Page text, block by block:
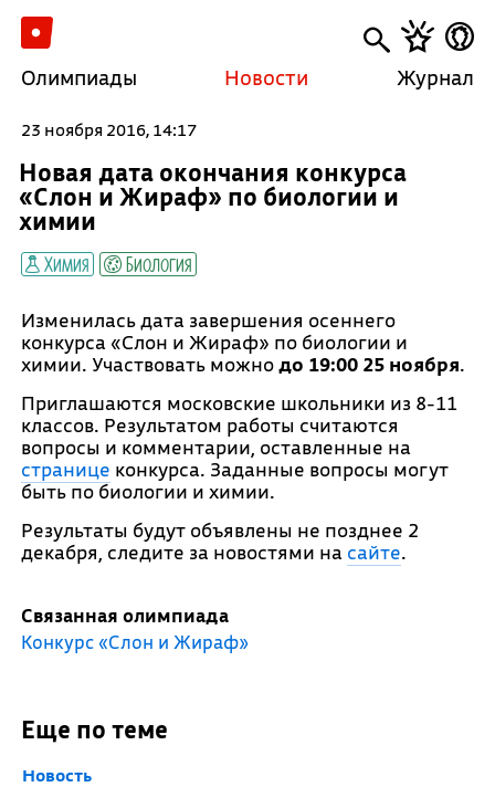
Олимпиады Новости Журнал
23 ноября 2016, 14:17
Новая дата окончания конкурса
«Слон и Жираф» по биологии и
химии
Химия Биология
Изменилась дата завершения осеннего
конкурса «Слон и Жираф» по биологии и
химии. Участвовать можнодо 19:00 25 ноября.
Приглашаются московские школьники из 8-11
классов. Результатом работы считаются
вопросы и комментарии, оставленные на
странице конкурса. Заданные вопросы могут
быть по биологии и химии.
Результаты будут объявлены не позднее 2
декабря, следите за новостями на сайте.
Связанная олимпиада
Конкурс «Слон и Жираф»
Еще по теме
Новость